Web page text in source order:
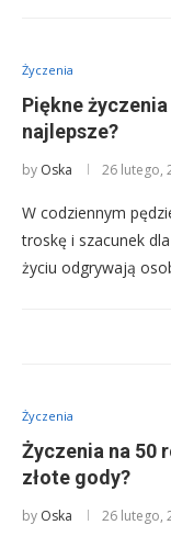
Życzenia
Piękne
najlepsze?
by Oska 26 lutego,
W codziennym
troskę i szacunek
życiu odgrywają
Życzenia
Życzenia na 50
złote gody?
by Oska 26 lutego,